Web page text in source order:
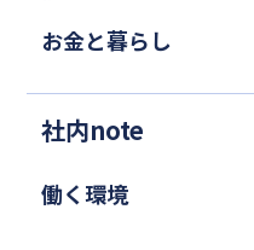
お金と暮らし
社内note
働く環境